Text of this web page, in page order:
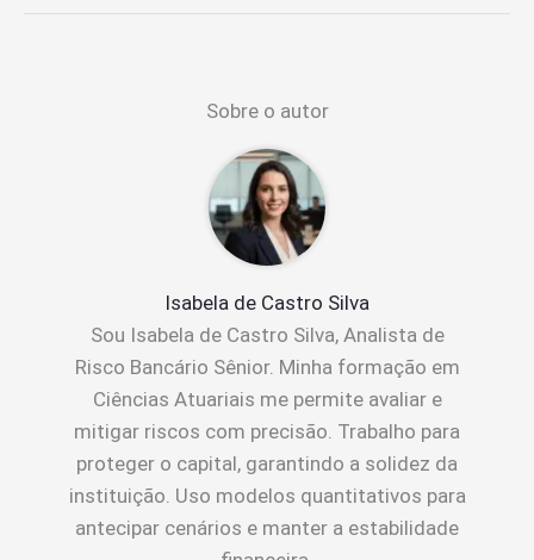
Sobre o autor
Isabela de Castro Silva
Sou Isabela de Castro Silva, Analista de
Risco Bancário Sênior. Minha formação em
Ciências Atuariais me permite avaliar e
mitigar riscos com precisão. Trabalho para
proteger o capital, garantindo a solidez da
instituição. Uso modelos quantitativos para
antecipar cenários e manter a estabilidade